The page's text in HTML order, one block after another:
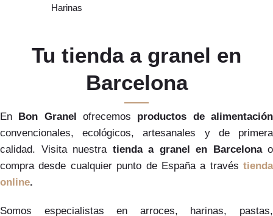
Harinas
Tu tienda a granel en
Barcelona
En Bon Granel ofrecemos productos de alimentación
convencionales, ecológicos, artesanales y de primera
calidad. Visita nuestra tienda a granel en Barcelonao
compra desde cualquier punto de España a través tienda
online.
Somos especialistas en arroces, harinas, pastas,